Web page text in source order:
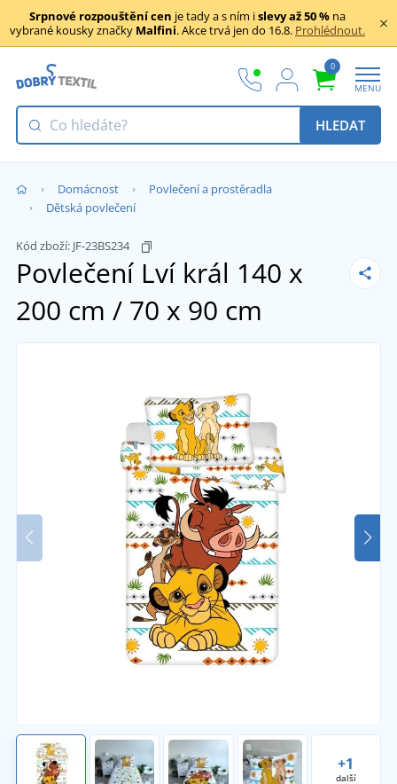
Srpnové rozpouštění cen je tady a s ním islevy až 50 % na
vybrané kousky značky Malfini. Akce trvá jen do 16.8. Prohlédnout.
0
MENU
HLEDAT
Domácnost
Povlečení a prostěradla
Dětská povlečení
Kód zboží: JF-23BS234
Povlečení Lví král 140 x
200 cm / 70 x 90 cm
+1
další